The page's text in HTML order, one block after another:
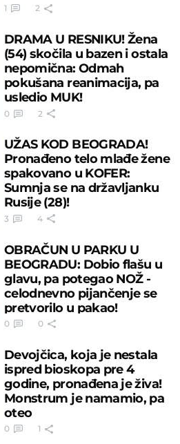
1 2
DRAMA U RESNIKU! Žena
(54) skočila u bazen i ostala
nepomična: Odmah
pokušana reanimacija, pa
usledio MUK!
0 2
UŽAS KOD BEOGRADA!
Pronađeno telo mlađe žene
spakovano u KOFER:
Sumnja se na državljanku
Rusije (28)!
3 4
OBRAČUN U PARKU U
BEOGRADU: Dobio flašu u
glavu, pa potegao NOŽ -
celodnevno pijančenje se
pretvorilo u pakao!
0 0
Devojčica, koja je nestala
ispred bioskopa pre 4
godine, pronađena je živa!
Monstrum je namamio, pa
oteo
0 1